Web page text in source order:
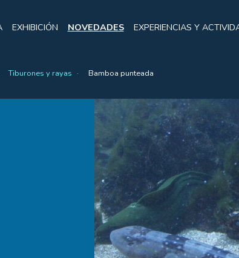
EXHIBICIÓN NOVEDADES EXPERIENCIAS Y
Tiburones y rayas Bamboa punteada